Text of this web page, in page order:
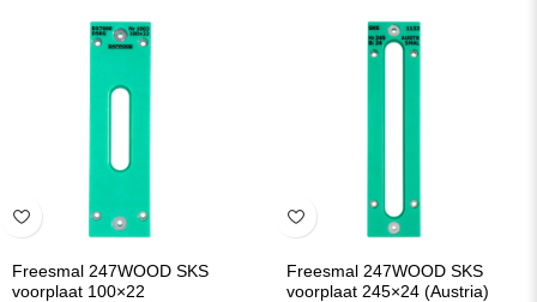
Freesmal 247WOOD SKS
voorplaat 100×22
Freesmal 247WOOD SKS
voorplaat 245×24 (Austria)